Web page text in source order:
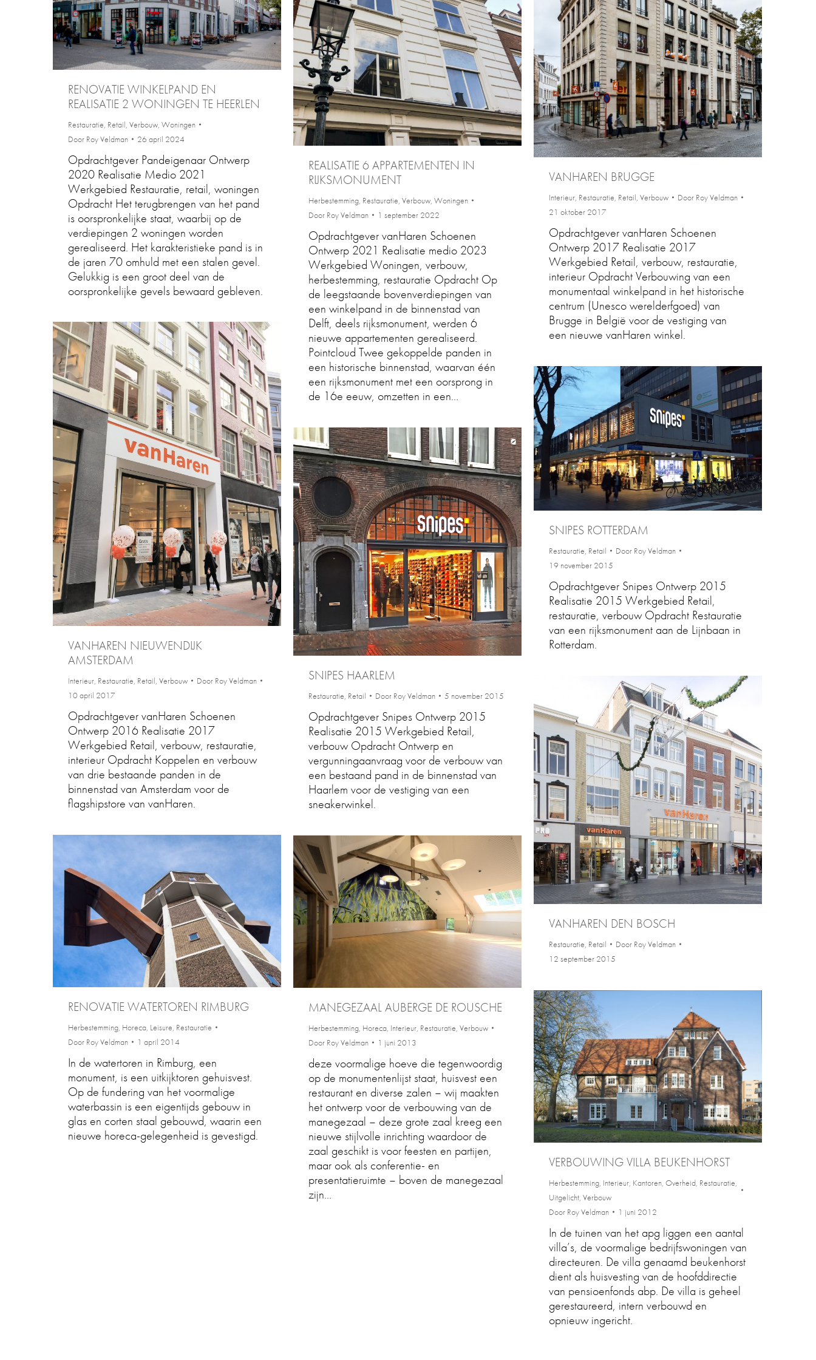
RENOVATIE WINKELPAND EN
REALISATIE 2 WONINGEN TE HEERLEN
Restauratie, Retail, Verbouw, Woningen
Door Roy Veldman 26 april 2024
Opdrachtgever Pandeigenaar Ontwerp
2020 Realisatie Medio 2021
Werkgebied Restauratie, retail, woningen
Opdracht Het terugbrengen van het pand
is oorspronkelijke staat, waarbij op de
verdiepingen 2 woningen worden
gerealiseerd. Het karakteristieke pand is in
de jaren 70 omhuld met een stalen gevel.
Gelukkig is een groot deel van de
oorspronkelijke gevels bewaard gebleven.
REALISATIE 6 APPARTEMENTEN IN
RIJKSMONUMENT
Herbestemming, Restauratie, Verbouw, Woningen
Door Roy Veldman 1 september 2022
Opdrachtgever vanHaren Schoenen
Ontwerp 2021 Realisatie medio 2023
Werkgebied Woningen, verbouw,
herbestemming, restauratie Opdracht Op
de leegstaande bovenverdiepingen van
een winkelpand in de binnenstad van
Delft, deels rijksmonument, werden 6
nieuwe appartementen gerealiseerd.
Pointcloud Twee gekoppelde panden in
een historische binnenstad, waarvan één
een rijksmonument met een oorsprong in
de 16e eeuw, omzetten in een…
VANHAREN BRUGGE
Interieur, Restauratie, Retail, Verbouw Door Roy Veldman
21 oktober 2017
Opdrachtgever vanHaren Schoenen
Ontwerp 2017 Realisatie 2017
Werkgebied Retail, verbouw, restauratie,
interieur Opdracht Verbouwing van een
monumentaal winkelpand in het historische
centrum (Unesco werelderfgoed) van
Brugge in België voor de vestiging van
een nieuwe vanHaren winkel.
VANHAREN NIEUWENDIJK
AMSTERDAM
Interieur, Restauratie, Retail, Verbouw Door Roy Veldman
10 april 2017
Opdrachtgever vanHaren Schoenen
Ontwerp 2016 Realisatie 2017
Werkgebied Retail, verbouw, restauratie,
interieur Opdracht Koppelen en verbouw
van drie bestaande panden in de
binnenstad van Amsterdam voor de
flagshipstore van vanHaren.
SNIPES ROTTERDAM
Restauratie, Retail Door Roy Veldman
19 november 2015
Opdrachtgever Snipes Ontwerp 2015
Realisatie 2015 Werkgebied Retail,
restauratie, verbouw Opdracht Restauratie
van een rijksmonument aan de Lijnbaan in
Rotterdam.
SNIPES HAARLEM
Restauratie, Retail Door Roy Veldman 5 november 2015
Opdrachtgever Snipes Ontwerp 2015
Realisatie 2015 Werkgebied Retail,
verbouw Opdracht Ontwerp en
vergunningaanvraag voor de verbouw van
een bestaand pand in de binnenstad van
Haarlem voor de vestiging van een
sneakerwinkel.
VANHAREN DEN BOSCH
Restauratie, Retail Door Roy Veldman
12 september 2015
RENOVATIE WATERTOREN RIMBURG
Herbestemming, Horeca, Leisure, Restauratie
Door Roy Veldman 1 april 2014
In de watertoren in Rimburg, een
monument, is een uitkijktoren gehuisvest.
Op de fundering van het voormalige
waterbassin is een eigentijds gebouw in
glas en corten staal gebouwd, waarin een
nieuwe horeca-gelegenheid is gevestigd.
MANEGEZAAL AUBERGE DE ROUSCHE
Herbestemming, Horeca, Interieur, Restauratie, Verbouw
Door Roy Veldman 1 juni 2013
deze voormalige hoeve die tegenwoordig
op de monumentenlijst staat, huisvest een
restaurant en diverse zalen – wij maakten
het ontwerp voor de verbouwing van de
manegezaal – deze grote zaal kreeg een
nieuwe stijlvolle inrichting waardoor de
zaal geschikt is voor feesten en partijen,
maar ook als conferentie- en
presentatieruimte – boven de manegezaal
zijn…
VERBOUWING VILLA BEUKENHORST
Herbestemming, Interieur, Kantoren, Overheid, Restauratie,
Uitgelicht, Verbouw
Door Roy Veldman 1 juni 2012
In de tuinen van het apg liggen een aantal
villa’s, de voormalige bedrijfswoningen van
directeuren. De villa genaamd beukenhorst
dient als huisvesting van de hoofddirectie
van pensioenfonds abp. De villa is geheel
gerestaureerd, intern verbouwd en
opnieuw ingericht.